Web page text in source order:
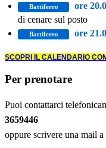
Battiferro ore
di cenare sul posto
Battiferro ore
SCOPRI IL CALENDARIO
Per prenotare
Puoi contattarci
3659446
oppure scrivere una mail a